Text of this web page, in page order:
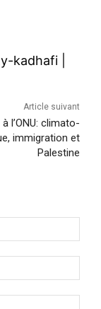
kadhafi
Article suivant
l’ONU: climato-
immigration et
Palestine
:*
:*